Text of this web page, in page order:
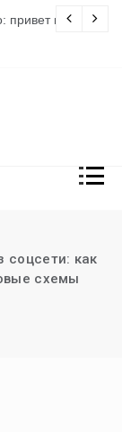
привет из 80-х
соцсети: как
схемы